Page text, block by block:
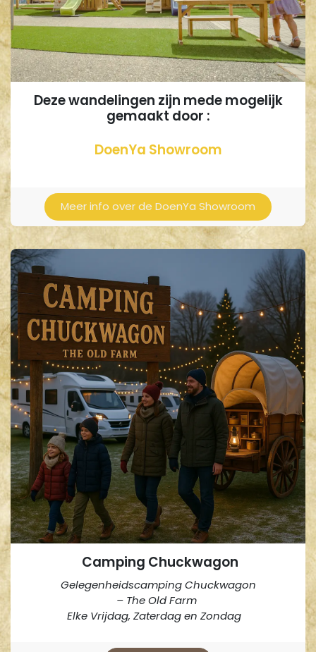
Deze wandelingen zijn mede mogelijk
gemaakt door :​
DoenYa Showroom
Meer info over de DoenYa Showro​​om
Camping Chuckwagon
Gelegenheidscamping Chuckwagon
– The Old Farm
Elke Vrijdag, Zaterdag en Zondag ​